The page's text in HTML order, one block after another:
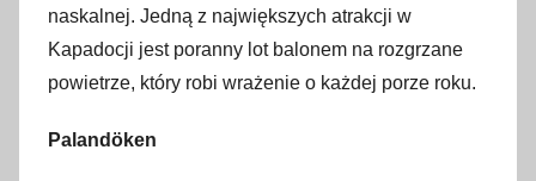
naskalnej. Jedną z największych atrakcji w
Kapadocji jest poranny lot balonem na rozgrzane
powietrze, który robi wrażenie o każdej porze roku.
Palandöken